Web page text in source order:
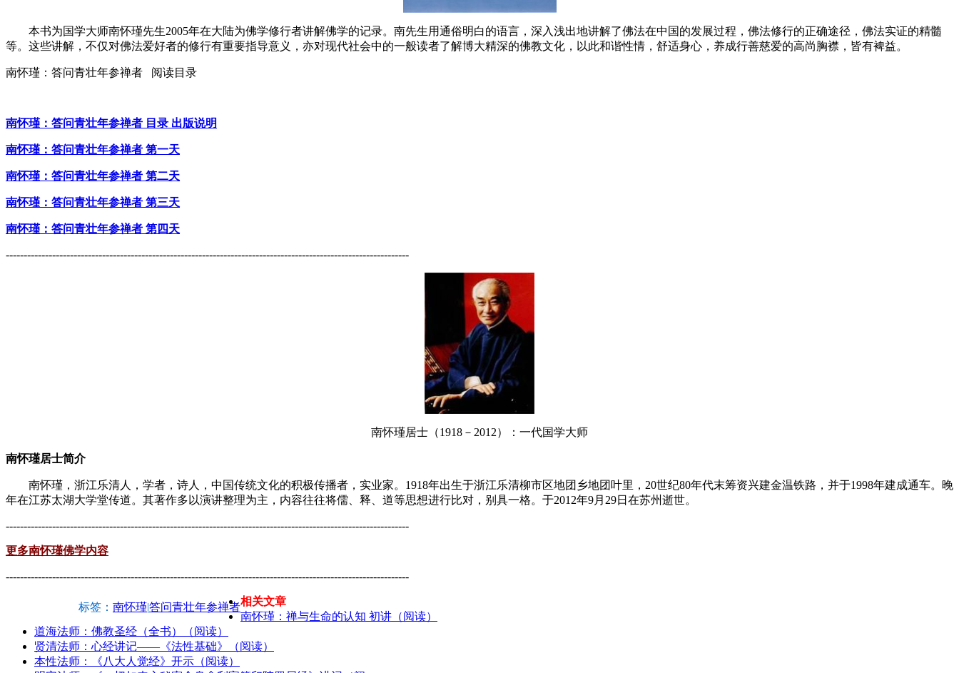
本书为国学大师南怀瑾先生2005年在大陆为佛学修行者讲解佛学的记录。南先生用通俗明白的语言，深入浅出地讲解了佛法在中国的发展过程，佛法修行的正确途径，佛法实证的精髓
等。这些讲解，不仅对佛法爱好者的修行有重要指导意义，亦对现代社会中的一般读者了解博大精深的佛教文化，以此和谐性情，舒适身心，养成行善慈爱的高尚胸襟，皆有裨益。
南怀瑾：答问青壮年参禅者 阅读目录
南怀瑾：答问青壮年参禅者 目录 出版说明
南怀瑾：答问青壮年参禅者 第一天
南怀瑾：答问青壮年参禅者 第二天
南怀瑾：答问青壮年参禅者 第三天
南怀瑾：答问青壮年参禅者 第四天
-----------------------------------------------------------------------------------------------------------------
南怀瑾居士（1918－2012）：一代国学大师
南怀瑾居士简介
南怀瑾，浙江乐清人，学者，诗人，中国传统文化的积极传播者，实业家。1918年出生于浙江乐清柳市区地团乡地团叶里，20世纪80年代末筹资兴建金温铁路，并于1998年建成通车。晚
年在江苏太湖大学堂传道。其著作多以演讲整理为主，内容往往将儒、释、道等思想进行比对，别具一格。于2012年9月29日在苏州逝世。
-----------------------------------------------------------------------------------------------------------------
更多南怀瑾佛学内容
-----------------------------------------------------------------------------------------------------------------
标签： 南怀瑾|答问青壮年参禅者相关文章
南怀瑾：禅与生命的认知 初讲（阅读）
道海法师：佛教圣经（全书）（阅读）
贤清法师：心经讲记——《法性基础》（阅读）
本性法师：《八大人觉经》开示（阅读）